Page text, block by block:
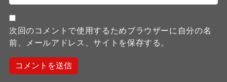
次回のコメントで使用するためブラウザーに自分の名
前、メールアドレス、サイトを保存する。